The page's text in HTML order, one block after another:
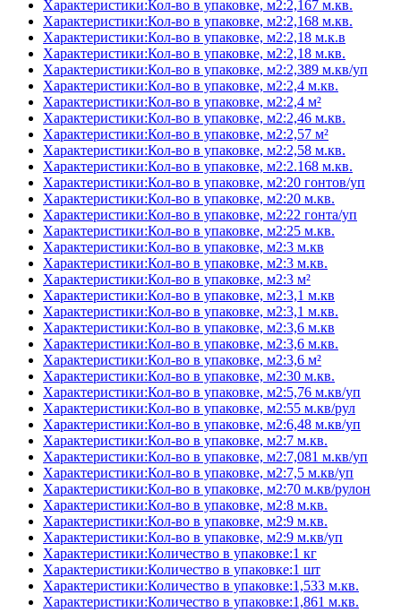
Характеристики:Кол-во в упаковке, м2:2,167 м.кв.
Характеристики:Кол-во в упаковке, м2:2,168 м.кв.
Характеристики:Кол-во в упаковке, м2:2,18 м.к.в
Характеристики:Кол-во в упаковке, м2:2,18 м.кв.
Характеристики:Кол-во в упаковке, м2:2,389 м.кв/уп
Характеристики:Кол-во в упаковке, м2:2,4 м.кв.
Характеристики:Кол-во в упаковке, м2:2,4 м²
Характеристики:Кол-во в упаковке, м2:2,46 м.кв.
Характеристики:Кол-во в упаковке, м2:2,57 м²
Характеристики:Кол-во в упаковке, м2:2,58 м.кв.
Характеристики:Кол-во в упаковке, м2:2.168 м.кв.
Характеристики:Кол-во в упаковке, м2:20 гонтов/уп
Характеристики:Кол-во в упаковке, м2:20 м.кв.
Характеристики:Кол-во в упаковке, м2:22 гонта/уп
Характеристики:Кол-во в упаковке, м2:25 м.кв.
Характеристики:Кол-во в упаковке, м2:3 м.кв
Характеристики:Кол-во в упаковке, м2:3 м.кв.
Характеристики:Кол-во в упаковке, м2:3 м²
Характеристики:Кол-во в упаковке, м2:3,1 м.кв
Характеристики:Кол-во в упаковке, м2:3,1 м.кв.
Характеристики:Кол-во в упаковке, м2:3,6 м.кв
Характеристики:Кол-во в упаковке, м2:3,6 м.кв.
Характеристики:Кол-во в упаковке, м2:3,6 м²
Характеристики:Кол-во в упаковке, м2:30 м.кв.
Характеристики:Кол-во в упаковке, м2:5,76 м.кв/уп
Характеристики:Кол-во в упаковке, м2:55 м.кв/рул
Характеристики:Кол-во в упаковке, м2:6,48 м.кв/уп
Характеристики:Кол-во в упаковке, м2:7 м.кв.
Характеристики:Кол-во в упаковке, м2:7,081 м.кв/уп
Характеристики:Кол-во в упаковке, м2:7,5 м.кв/уп
Характеристики:Кол-во в упаковке, м2:70 м.кв/рулон
Характеристики:Кол-во в упаковке, м2:8 м.кв.
Характеристики:Кол-во в упаковке, м2:9 м.кв.
Характеристики:Кол-во в упаковке, м2:9 м.кв/уп
Характеристики:Количество в упаковке:1 кг
Характеристики:Количество в упаковке:1 шт
Характеристики:Количество в упаковке:1,533 м.кв.
Характеристики:Количество в упаковке:1,861 м.кв.